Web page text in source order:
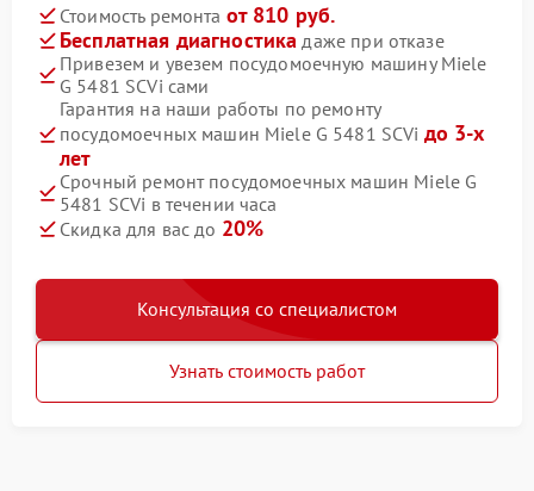
Стоимость ремонта от 810 руб.
Бесплатная диагностика даже при отказе
Привезем и увезем посудомоечную машину Miele
G 5481 SCVi сами
Гарантия на наши работы по ремонту
посудомоечных машин Miele G 5481 SCVi до 3-х
лет
Срочный ремонт посудомоечных машин Miele G
5481 SCVi в течении часа
Скидка для вас до 20%
Консультация со специалистом
Узнать стоимость работ